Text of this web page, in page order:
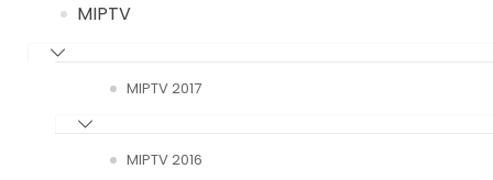
MIPTV
MIPTV 2017
MIPTV 2016